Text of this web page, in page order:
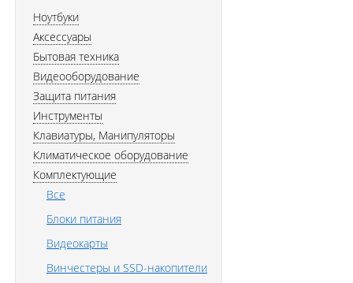
Ноутбуки
Аксессуары
Бытовая техника
Видеооборудование
Защита питания
Инструменты
Клавиатуры, Манипуляторы
Климатическое оборудование
Комплектующие
Все
Блоки питания
Видеокарты
Винчестеры и SSD-накопители